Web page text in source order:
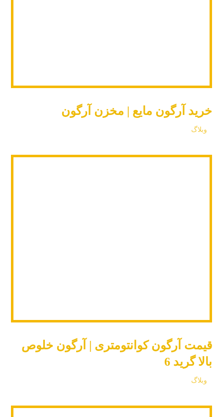
خرید آرگون مایع | مخزن آرگون
وبلاگ
قیمت آرگون کوانتومتری | آرگون خلوص
بالا گرید 6
وبلاگ